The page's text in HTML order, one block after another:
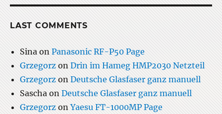
LAST COMMENTS
SinaonPanasonic RF-P50 Page
GrzegorzonDrin im Hameg HMP2030 Netzteil
Grzegorzon Deutsche Glasfaser ganz manuell
Sascha onDeutsche Glasfaser ganz manuell
GrzegorzonYaesu FT-1000MP Page